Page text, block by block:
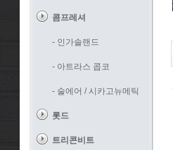
콤프레셔
- 인가솔랜드
- 아트라스 콥코
- 술에어 / 시카고뉴메틱
롯드
트리콘비트